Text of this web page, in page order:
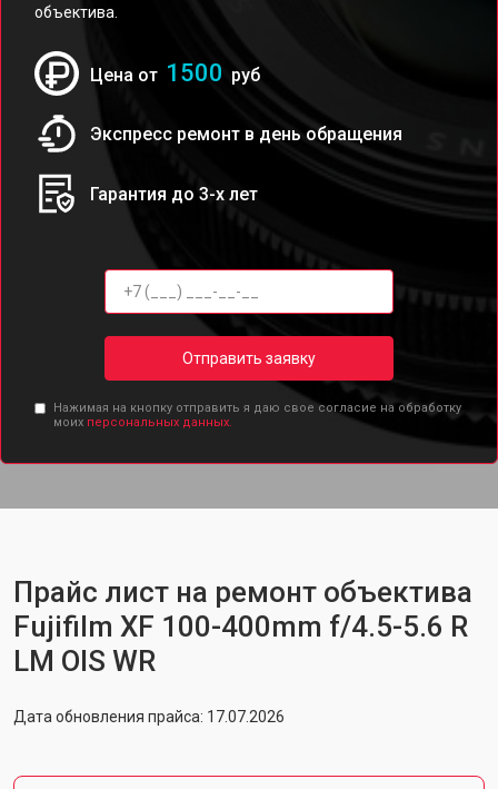
объектива.
Цена от 1500 руб
Экспресс ремонт в день обращения
Гарантия до 3-х лет
Отправить заявку
Нажимая на кнопку отправить я даю свое согласие на обработку
моих персональных данных.
Прайс лист на ремонт объектива
Fujifilm XF 100-400mm f/4.5-5.6 R
LM OIS WR
Дата обновления прайса: 17.07.2026